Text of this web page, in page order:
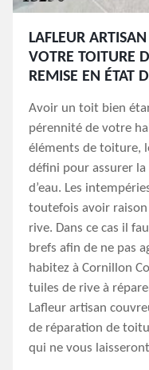
LAFLEUR
VOTRE TOITURE
REMISE EN ÉTAT
Avoir un toit bien
pérennité de votre
éléments de toiture,
défini pour assurer
d’eau. Les
toutefois avoir raison
rive. Dans ce cas il
brefs afin de ne pas
habitez à Cornillon
tuiles de rive à
Lafleur artisan
de réparation de
qui ne vous